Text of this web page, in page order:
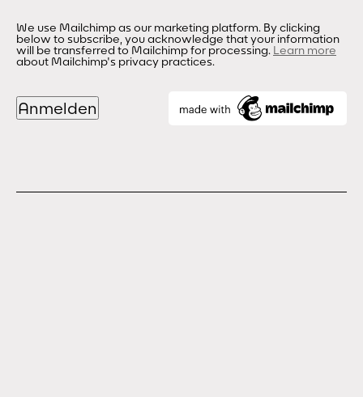
We use Mailchimp as our marketing platform. By clicking
below to subscribe, you acknowledge that your information
will be transferred to Mailchimp for processing. Learn more
about Mailchimp's privacy practices.